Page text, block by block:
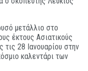
μετάλλιο στο
έκτους Ασιατικούς
28 Ιανουαρίου στην
καλεντάρι των